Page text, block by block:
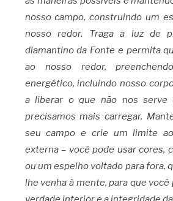
nosso campo, construindo um
nosso redor. Traga a luz de
diamantino da Fonte e permita
ao nosso redor,
energético, incluindo nosso
a liberar o que não nos serve
precisamos mais carregar.
seu campo e crie um limite
externa – você pode usar cores,
ou um espelho voltado para fora,
lhe venha à mente, para que